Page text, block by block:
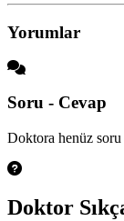
Yorumlar
Soru - Cevap
Doktora henüz soru
Doktor